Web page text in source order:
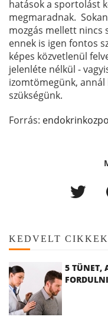
hatások a sportolást
megmaradnak.
mozgás mellett nincs
ennek is igen fontos
képes közvetlenül
jelenléte nélkül -
izomtömegünk,
szükségünk.
Forrás:
KEDVELT CIKKEK
5 TÜNET,